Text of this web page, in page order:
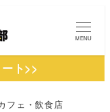
MENU
ト>>
フェ・飲食店